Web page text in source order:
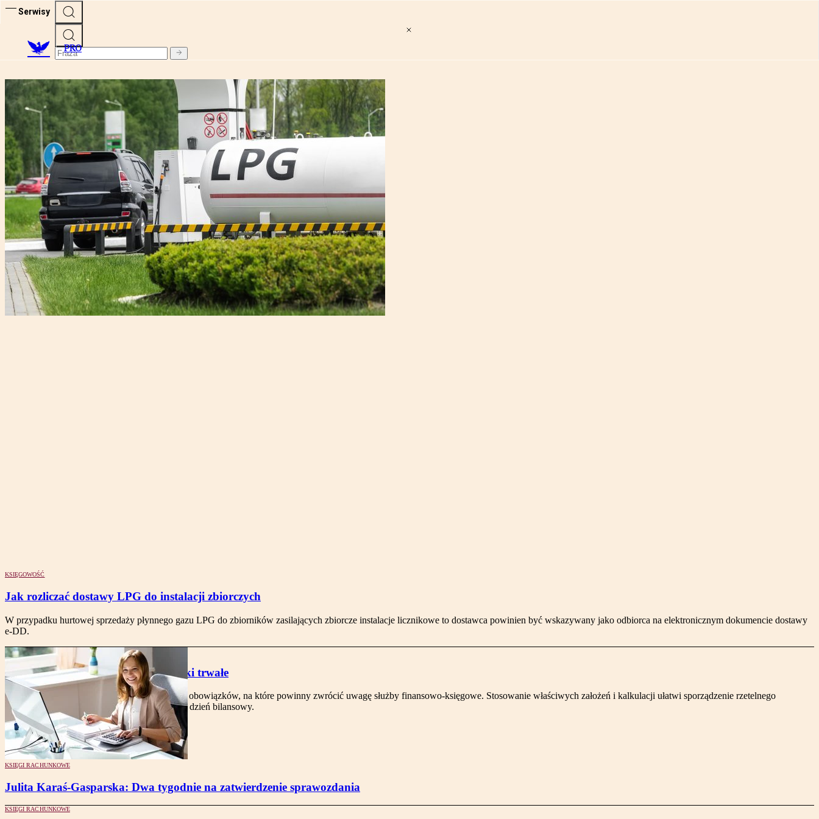
Serwisy
PRO
KSIĘGOWOŚĆ
Jak rozliczać dostawy LPG do instalacji zbiorczych
W przypadku hurtowej sprzedaży płynnego gazu LPG do zbiorników zasilających zbiorcze instalacje licznikowe to dostawca powinien być wskazywany jako odbiorca na elektronicznym dokumencie dostawy
e-DD.
KSIĘGI RACHUNKOWE
Jak amortyzować środki trwałe
Z amortyzacją wiąże się wiele obowiązków, na które powinny zwrócić uwagę służby finansowo-księgowe. Stosowanie właściwych założeń i kalkulacji ułatwi sporządzenie rzetelnego
sprawozdania finansowego na dzień bilansowy.
KSIĘGI RACHUNKOWE
Julita Karaś-Gasparska: Dwa tygodnie na zatwierdzenie sprawozdania
KSIĘGI RACHUNKOWE